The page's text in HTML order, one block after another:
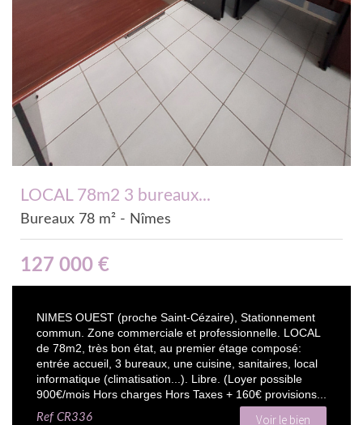
LOCAL 78m2 3 bureaux...
Bureaux 78 m² - Nîmes
127 000 €
NIMES OUEST (proche Saint-Cézaire), Stationnement
commun. Zone commerciale et professionnelle. LOCAL
de 78m2, très bon état, au premier étage composé:
entrée accueil, 3 bureaux, une cuisine, sanitaires, local
informatique (climatisation...). Libre. (Loyer possible
900€/mois Hors charges Hors Taxes + 160€ provisions...
Ref CR336 Voir le bien